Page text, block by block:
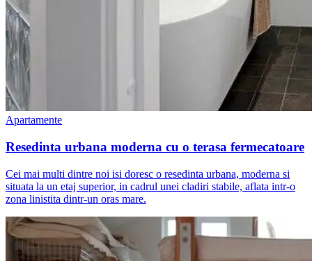
Apartamente
Resedinta urbana moderna cu o terasa fermecatoare
Cei mai multi dintre noi isi doresc o resedinta urbana, moderna si
situata la un etaj superior, in cadrul unei cladiri stabile, aflata intr-o
zona linistita dintr-un oras mare.